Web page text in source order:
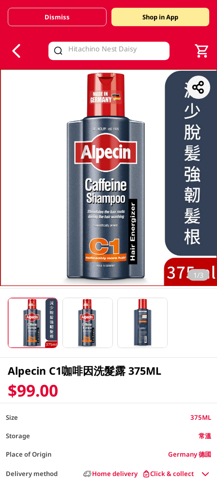
Valid Until 30 June 2026
Dismiss Shop in App
1/3
Alpecin C1咖啡因洗髮露 375ML
$99.00
Size 375ML
Storage 常溫
Place of Origin Germany 德國
Delivery method Home delivery Click & collect